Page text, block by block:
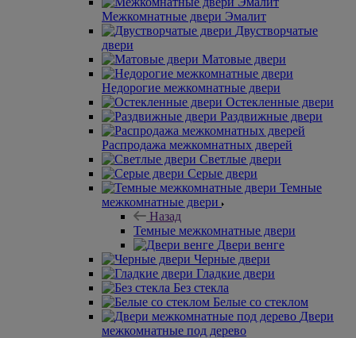
Межкомнатные двери Эмалит
Двустворчатые
двери
Матовые двери
Недорогие межкомнатные двери
Остекленные двери
Раздвижные двери
Распродажа межкомнатных дверей
Светлые двери
Серые двери
Темные
межкомнатные двери
Назад
Темные межкомнатные двери
Двери венге
Черные двери
Гладкие двери
Без стекла
Белые со стеклом
Двери
межкомнатные под дерево